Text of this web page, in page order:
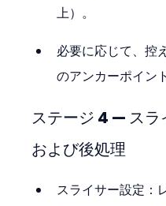
上）。
必要に応じて、控
のアンカーポイン
ステージ 4 — スラ
および後処理
スライサー設定：